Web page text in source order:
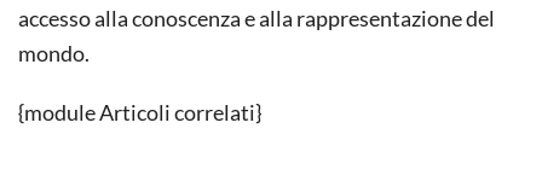
accesso alla conoscenza e alla rappresentazione del
mondo.
{module Articoli correlati}